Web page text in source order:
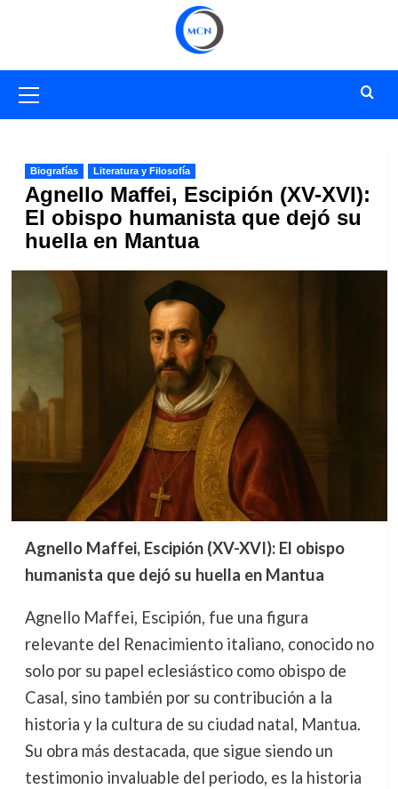
primario
Biografías Literatura y Filosofía
Agnello Maffei, Escipión (XV-XVI):
El obispo humanista que dejó su
huella en Mantua
Agnello Maffei, Escipión (XV-XVI): El obispo
humanista que dejó su huella en Mantua
Agnello Maffei, Escipión, fue una figura
relevante del Renacimiento italiano, conocido no
solo por su papel eclesiástico como obispo de
Casal, sino también por su contribución a la
historia y la cultura de su ciudad natal, Mantua.
Su obra más destacada, que sigue siendo un
testimonio invaluable del periodo, es la historia